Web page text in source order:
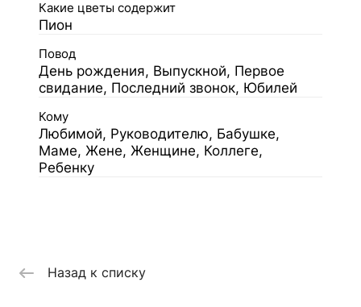
Какие цветы содержит
Пион
Повод
День рождения, Выпускной, Первое
свидание, Последний звонок, Юбилей
Кому
Любимой, Руководителю, Бабушке,
Маме, Жене, Женщине, Коллеге,
Ребенку
Назад к списку